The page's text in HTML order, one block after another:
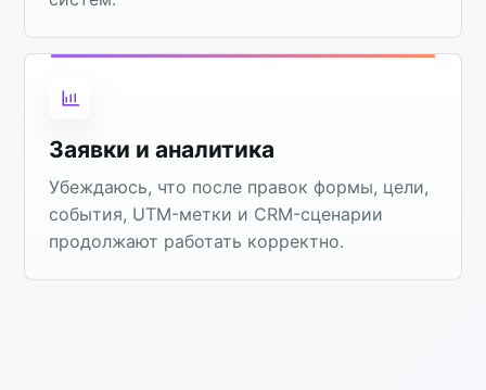
Заявки и аналитика
Убеждаюсь, что после правок формы, цели,
события, UTM-метки и CRM-сценарии
продолжают работать корректно.